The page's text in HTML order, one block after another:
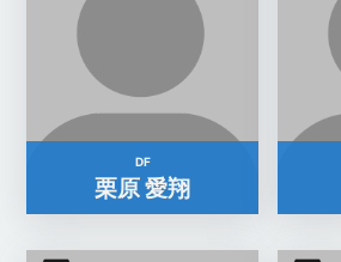
DF
栗原 愛翔